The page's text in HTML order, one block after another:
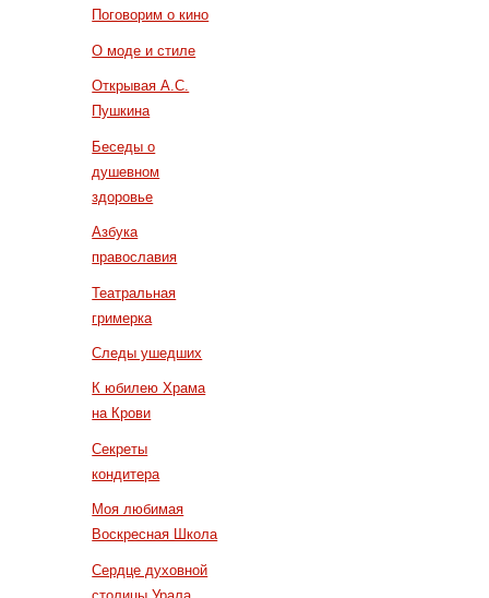
Поговорим о кино
О моде и стиле
Открывая А.С.
Пушкина
Беседы о
душевном
здоровье
Азбука
православия
Театральная
гримерка
Следы ушедших
К юбилею Храма
на Крови
Секреты
кондитера
Моя любимая
Воскресная Школа
Сердце духовной